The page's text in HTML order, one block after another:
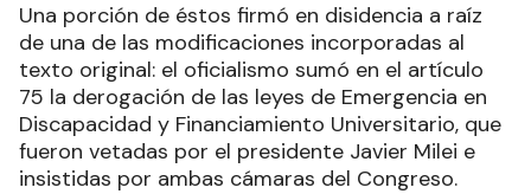
Una porción de éstos firmó en disidencia a raíz
de una de las modificaciones incorporadas al
texto original: el oficialismo sumó en el artículo
75 la derogación de las leyes de Emergencia en
Discapacidad y Financiamiento Universitario, que
fueron vetadas por el presidente Javier Milei e
insistidas por ambas cámaras del Congreso.